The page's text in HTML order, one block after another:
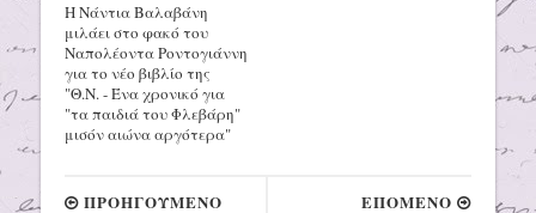
Η Νάντια Βαλαβάνη
μιλάει στο φακό του
Ναπολέοντα Ροντογιάννη
για το νέο βιβλίο της
"Θ.Ν. - Ένα χρονικό για
"τα παιδιά του Φλεβάρη"
μισόν αιώνα αργότερα"
ΕΠΟΜΕΝΟ
ΠΡΟΗΓΟΥΜΕΝΟ